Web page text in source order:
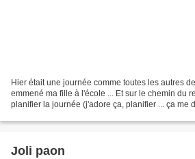
Hier était une journée comme toutes les autres
emmené ma fille à l'école ... Et sur le chemin du
planifier la journée (j'adore ça, planifier ... ça me
Joli paon